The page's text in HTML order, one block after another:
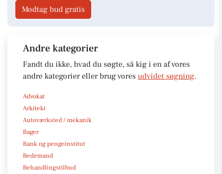
Modtag bud gratis
Andre kategorier
Fandt du ikke, hvad du søgte, så kig i en af vores
andre kategorier eller brug vores udvidet søgning.
Advokat
Arkitekt
Autoværksted / mekanik
Bager
Bank og pengeinstitut
Bedemand
Behandlingstilbud